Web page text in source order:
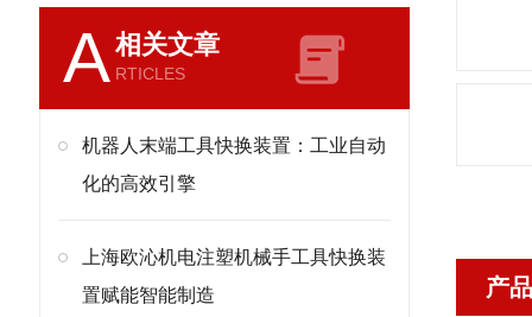
A相关文章
RTICLES
机器人末端工具快换装置：工业自动
化的高效引擎
上海欧沁机电注塑机械手工具快换装
置赋能智能制造
产